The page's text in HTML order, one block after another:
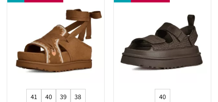
40
38
39
40
41